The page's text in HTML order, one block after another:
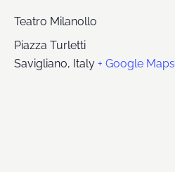
Teatro Milanollo
Piazza Turletti
Savigliano, Italy + Google Maps